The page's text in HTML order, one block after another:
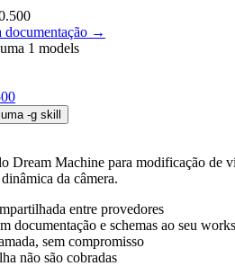
documentação →
1 models
-g skill
Dream Machine para modificação de
da câmera.
entre provedores
documentação e schemas ao seu
sem compromisso
não são cobradas